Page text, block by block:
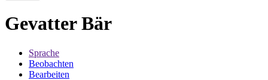
Gevatter Bär
Sprache
Beobachten
Bearbeiten